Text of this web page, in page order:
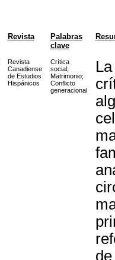
Revista
Palabras
clave
Revista
Canadiense
de Estudios
Hispánicos
Crítica
social;
Matrimonio;
Conflicto
generacional